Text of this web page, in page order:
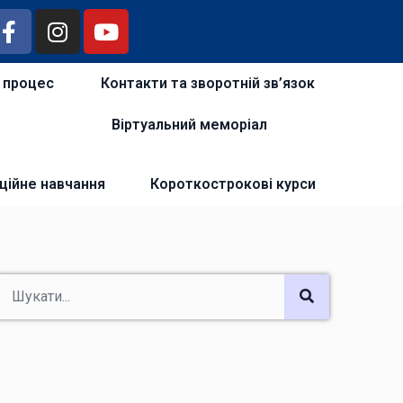
процес Контакти та зворотній зв’язок
Віртуальний меморіал
навчання Короткострокові курси